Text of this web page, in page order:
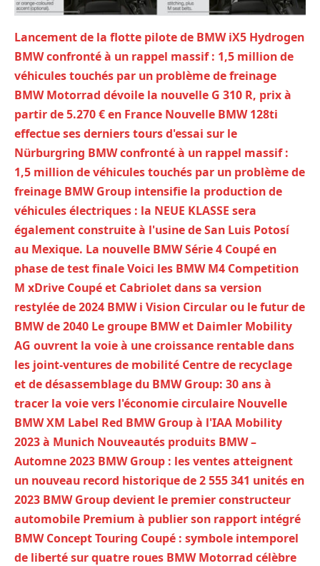
Lancement de la flotte pilote de BMW iX5 Hydrogen
BMW confronté à un rappel massif : 1,5 million de
véhicules touchés par un problème de freinage
BMW Motorrad dévoile la nouvelle G 310 R, prix à
partir de 5.270 € en France Nouvelle BMW 128ti
effectue ses derniers tours d'essai sur le
Nürburgring BMW confronté à un rappel massif :
1,5 million de véhicules touchés par un problème de
freinage BMW Group intensifie la production de
véhicules électriques : la NEUE KLASSE sera
également construite à l'usine de San Luis Potosí
au Mexique. La nouvelle BMW Série 4 Coupé en
phase de test finaleVoici les BMW M4 Competition
M xDrive Coupé et Cabriolet dans sa version
restylée de 2024 BMW i Vision Circular ou le futur de
BMW de 2040 Le groupe BMW et Daimler Mobility
AG ouvrent la voie à une croissance rentable dans
les joint-ventures de mobilité Centre de recyclage
et de désassemblage du BMW Group: 30 ans à
tracer la voie vers l'économie circulaire Nouvelle
BMW XM Label Red BMW Group à l'IAA Mobility
2023 à Munich Nouveautés produits BMW –
Automne 2023 BMW Group : les ventes atteignent
un nouveau record historique de 2 555 341 unités en
2023 BMW Group devient le premier constructeur
automobile Premium à publier son rapport intégré
BMW Concept Touring Coupé : symbole intemporel
de liberté sur quatre roues BMW Motorrad célèbre